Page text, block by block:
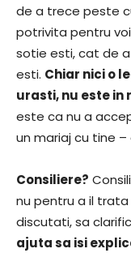
de a trece peste
potrivita pentru
sotie esti, cat de
esti. Chiar nici o
urasti, nu este in
este ca nu a
un mariaj cu tine
Consiliere?
nu pentru a il
discutati, sa
ajuta sa isi